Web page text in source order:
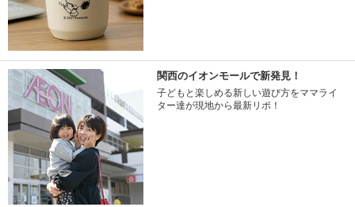
関西のイオンモールで新発見！
子どもと楽しめる新しい遊び方をママライ
ター達が現地から最新リポ！